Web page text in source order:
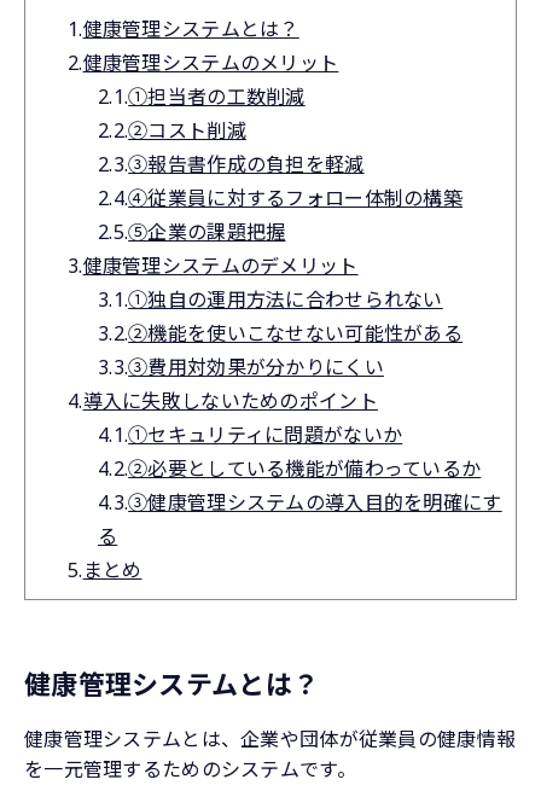
1.健康管理システムとは？
2.健康管理システムのメリット
2.1.①担当者の工数削減
2.2.②コスト削減
2.3.③報告書作成の負担を軽減
2.4.④従業員に対するフォロー体制の構築
2.5.⑤企業の課題把握
3.健康管理システムのデメリット
3.1.①独自の運用方法に合わせられない
3.2.②機能を使いこなせない可能性がある
3.3.③費用対効果が分かりにくい
4.導入に失敗しないためのポイント
4.1.①セキュリティに問題がないか
4.2.②必要としている機能が備わっているか
4.3.③健康管理システムの導入目的を明確にす
る
5. まとめ
健康管理システムとは？
健康管理システムとは、企業や団体が従業員の健康情報
を一元管理するためのシステムです。